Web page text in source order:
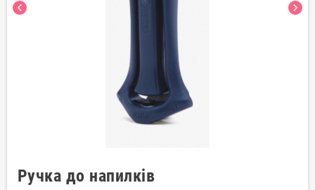
chevron_left chevron_right
Ручка до напилків